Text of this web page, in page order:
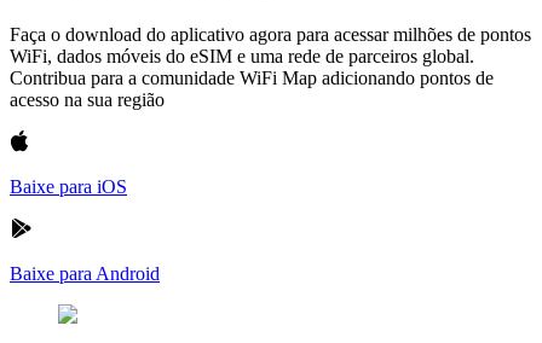
Faça o download do aplicativo agora para acessar milhões de pontos
WiFi, dados móveis do eSIM e uma rede de parceiros global.
Contribua para a comunidade WiFi Map adicionando pontos de
acesso na sua região
Baixe para iOS
Baixe para Android